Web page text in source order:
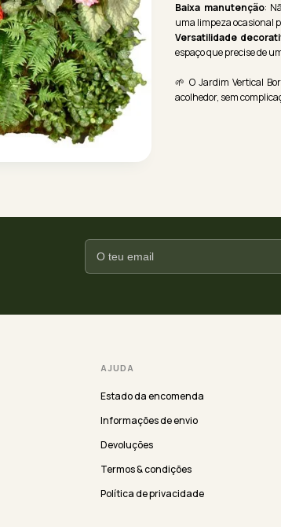
Baixa manutenção:
uma limpeza ocasional
Versatilidade
espaço que precise de
🌱 O Jardim Vertical
acolhedor, sem
AJUDA
Estado da encomenda
Informações de envio
Devoluções
Termos & condições
Política de privacidade